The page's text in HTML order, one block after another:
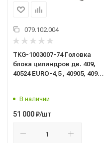
079.102.004
TKG-1003007-74 Головка
блока цилиндров дв. 409,
40524 EURO-4,5 , 40905, 40905
В наличии
51 000₽/шт